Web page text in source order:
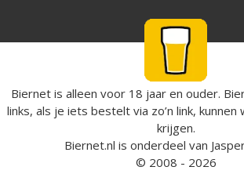
Biernet is alleen voor 18 jaar en ouder.
links, als je iets bestelt via zo’n link,
krijgen.
Biernet.nl is onderdeel van
© 2008 - 2026